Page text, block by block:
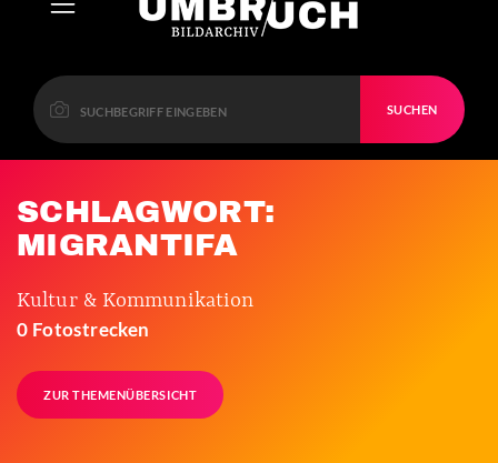
SUCHEN
SCHLAGWORT:
MIGRANTIFA
Kultur & Kommunikation
0 Fotostrecken
ZUR THEMENÜBERSICHT